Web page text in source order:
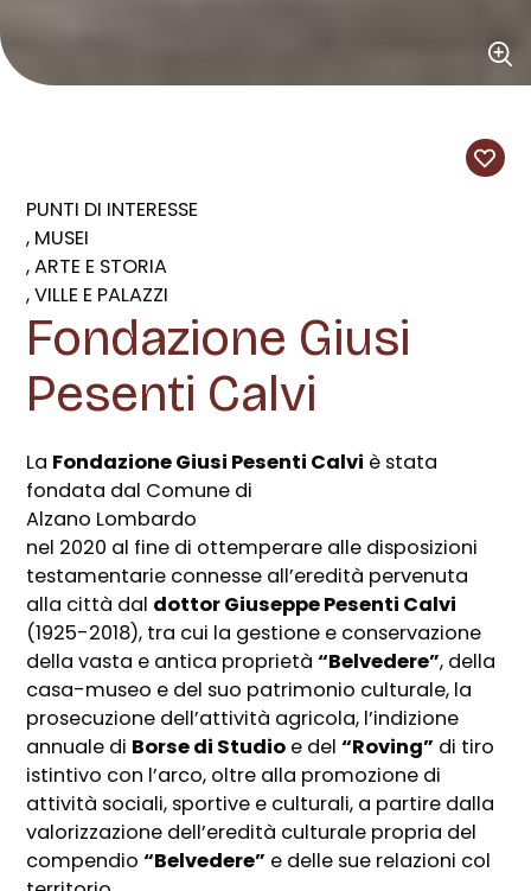
PUNTI DI INTERESSE
MUSEI
ARTE E STORIA
VILLE E PALAZZI
Fondazione Giusi
Pesenti Calvi
La Fondazione Giusi Pesenti Calvi è stata
fondata dal Comune di
Alzano Lombardo
nel 2020 al fine di ottemperare alle disposizioni
testamentarie connesse all’eredità pervenuta
alla città dal dottor Giuseppe Pesenti Calvi
(1925-2018), tra cui la gestione e conservazione
della vasta e antica proprietà“Belvedere”, della
casa-museo e del suo patrimonio culturale, la
prosecuzione dell’attività agricola, l’indizione
annuale di Borse di Studio e del“Roving” di tiro
istintivo con l’arco, oltre alla promozione di
attività sociali, sportive e culturali, a partire dalla
valorizzazione dell’eredità culturale propria del
compendio“Belvedere” e delle sue relazioni col